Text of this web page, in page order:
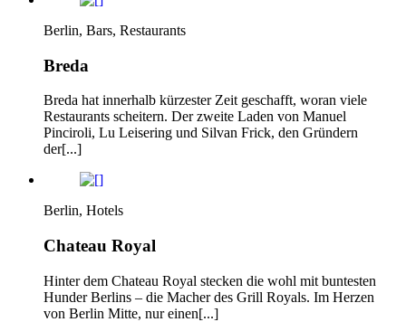
Berlin, Bars, Restaurants
Breda
Breda hat innerhalb kürzester Zeit geschafft, woran viele
Restaurants scheitern. Der zweite Laden von Manuel
Pinciroli, Lu Leisering und Silvan Frick, den Gründern
der[...]
Berlin, Hotels
Chateau Royal
Hinter dem Chateau Royal stecken die wohl mit buntesten
Hunder Berlins – die Macher des Grill Royals. Im Herzen
von Berlin Mitte, nur einen[...]